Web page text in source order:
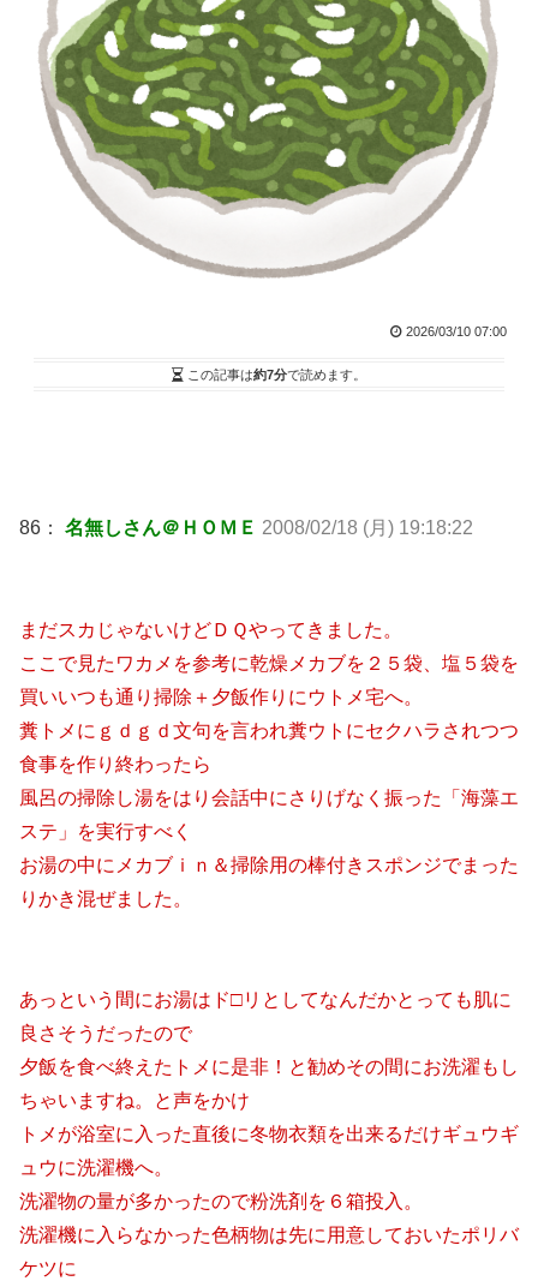
2026/03/10 07:00
この記事は約7分で読めます。
86： 名無しさん＠ＨＯＭＥ 2008/02/18 (月) 19:18:22
まだスカじゃないけどＤＱやってきました。
ここで見たワカメを参考に乾燥メカブを２５袋、塩５袋を
買いいつも通り掃除＋夕飯作りにウトメ宅へ。
糞トメにｇｄｇｄ文句を言われ糞ウトにセクハラされつつ
食事を作り終わったら
風呂の掃除し湯をはり会話中にさりげなく振った「海藻エ
ステ」を実行すべく
お湯の中にメカブｉｎ＆掃除用の棒付きスポンジでまった
りかき混ぜました。
あっという間にお湯はド□リとしてなんだかとっても肌に
良さそうだったので
夕飯を食べ終えたトメに是非！と勧めその間にお洗濯もし
ちゃいますね。と声をかけ
トメが浴室に入った直後に冬物衣類を出来るだけギュウギ
ュウに洗濯機へ。
洗濯物の量が多かったので粉洗剤を６箱投入。
洗濯機に入らなかった色柄物は先に用意しておいたポリバ
ケツに